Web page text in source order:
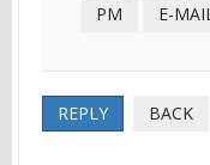
PM E-MAIL
REPLY BACK